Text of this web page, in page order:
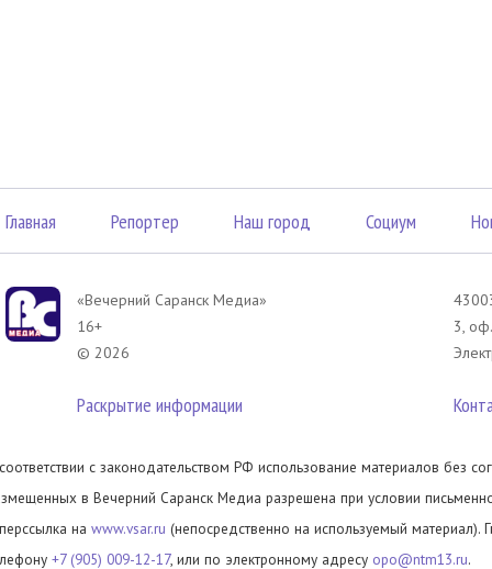
Главная Репортер Наш город Социум
«Вечерний Саранск Mедиа»
16+
© 2026
Раскрытие информации
3,
с законодательством РФ использование материалов без
в Вечерний Саранск Медиа разрешена при условии
на www.vsar.ru (непосредственно на используемый материал).
+7 (905) 009-12-17, или по электронному адресу opo@ntm13.ru.